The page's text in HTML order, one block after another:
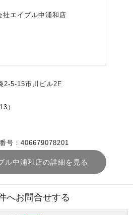
2-5-15市川ビル2F
）
号：406679078201
ル中浦和店の詳細を見る
へお問合せする